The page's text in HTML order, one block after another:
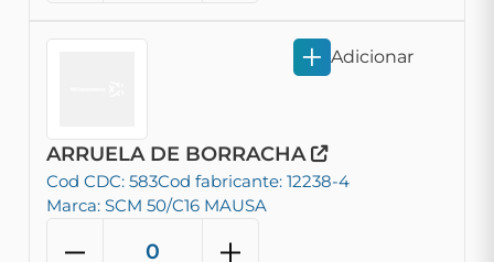
ARRUELA DE BORRACHA
Cod CDC: 583Cod fabricante: 12238-4
Marca: SCM 50/C16 MAUSA
Adicionar